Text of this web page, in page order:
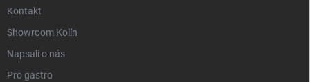
Kontakt
Showroom Kolín
Napsali o nás
Pro gastro